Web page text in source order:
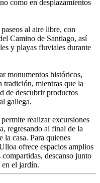
como en desplazamientos
al aire libre, con
Camino de Santiago, así
y playas fluviales durante
monumentos históricos,
tradición, mientras que la
de descubrir productos
gallega.
realizar excursiones
regresando al final de la
casa. Para quienes
ofrece espacios amplios
descanso junto
en el jardín.